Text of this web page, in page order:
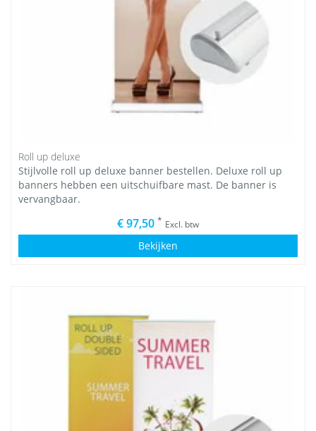
Roll up deluxe
Stijlvolle roll up deluxe banner bestellen. Deluxe roll up
banners hebben een uitschuifbare mast. De banner is
vervangbaar.
€ 97,50 * Excl. btw
Bekijken